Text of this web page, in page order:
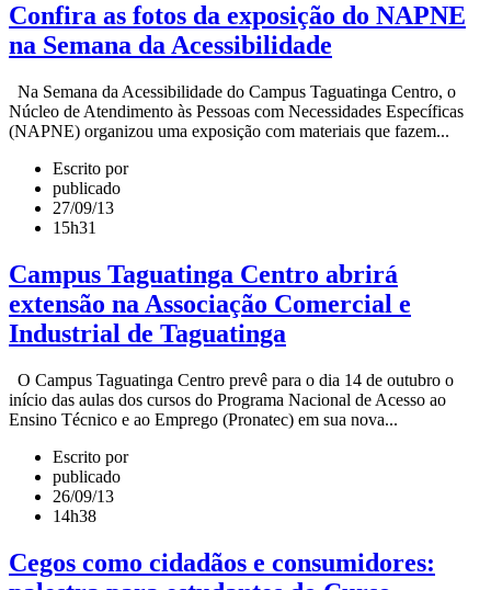
Confira as fotos da exposição do NAPNE
na Semana da Acessibilidade
Na Semana da Acessibilidade do Campus Taguatinga Centro, o
Núcleo de Atendimento às Pessoas com Necessidades Específicas
(NAPNE) organizou uma exposição com materiais que fazem...
Escrito por
publicado
27/09/13
15h31
Campus Taguatinga Centro abrirá
extensão na Associação Comercial e
Industrial de Taguatinga
O Campus Taguatinga Centro prevê para o dia 14 de outubro o
início das aulas dos cursos do Programa Nacional de Acesso ao
Ensino Técnico e ao Emprego (Pronatec) em sua nova...
Escrito por
publicado
26/09/13
14h38
Cegos como cidadãos e consumidores: